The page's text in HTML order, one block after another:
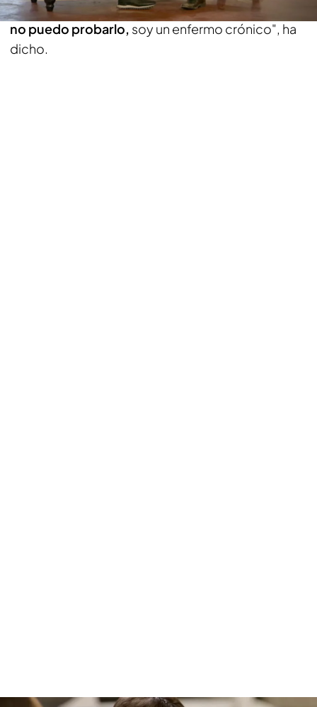
varios tipos de fármacos."Yo soy adicto porque
no puedo probarlo, soy un enfermo crónico", ha
dicho.